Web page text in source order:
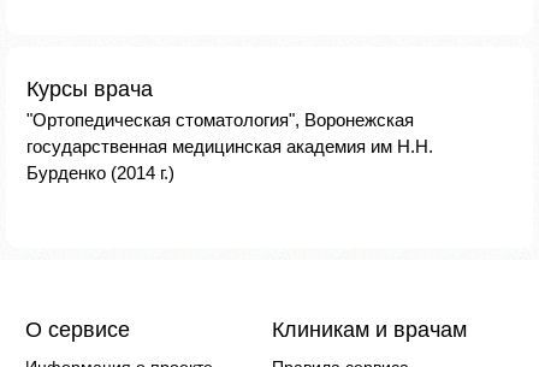
Курсы врача
"Ортопедическая стоматология", Воронежская
государственная медицинская академия им Н.Н.
Бурденко (2014 г.)
О сервисе Клиникам и врачам